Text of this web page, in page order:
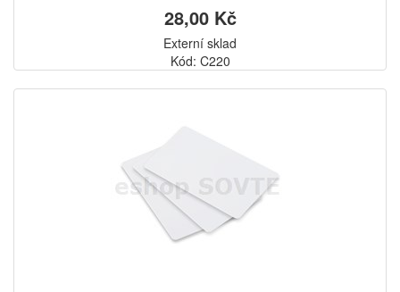
28,00 Kč
Externí sklad
Kód: C220